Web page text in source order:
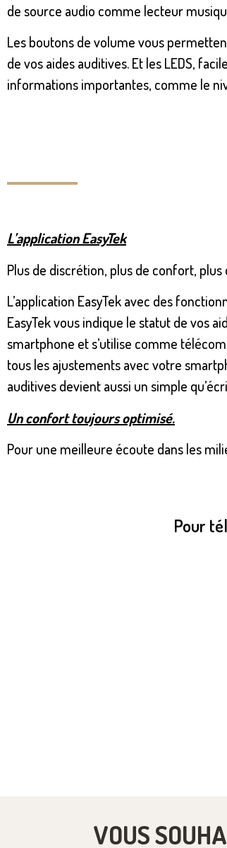
de source audio comme lecteur
Les boutons de volume vous
de vos aides auditives. Et les LEDS,
informations importantes, comme le
L’application EasyTek
Plus de discrétion, plus de confort, plus
L’application EasyTek avec des
EasyTek vous indique le statut de vos
smartphone et s’utilise comme
tous les ajustements avec votre
auditives devient aussi un simple
Un confort toujours optimisé.
Pour une meilleure écoute dans les
Pour
VOUS